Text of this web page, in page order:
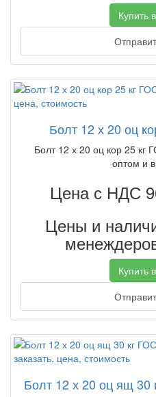
Купить
Болт 12 х 20 оц
Болт 12 х 20 оц кор 25 кг
оптом и
Цена с НДС
Цены и
Купить
Болт 12 х 20 оц ящ